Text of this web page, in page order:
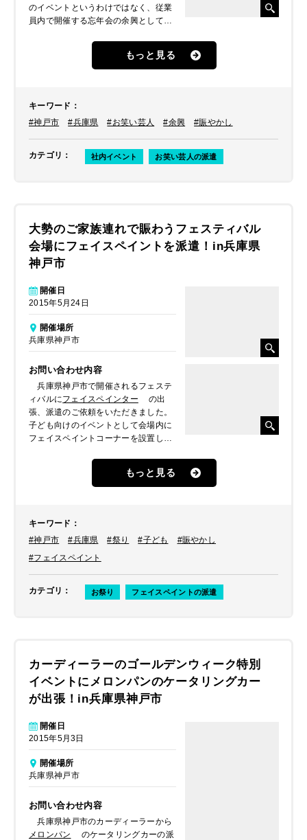
のイベントというわけではなく、従業
員内で開催する忘年会の余興として呼
もっと見る
キーワード ：
#神戸市
#兵庫県 #お笑い芸人 #余興 #賑やかし
カテゴリ ： 社内イベント お笑い芸人の派遣
大勢のご家族連れで賑わうフェスティバル
会場にフェイスペイントを派遣！in兵庫県
神戸市
開催日
2015年5月24日
開催場所
兵庫県神戸市
お問い合わせ内容
兵庫県神戸市で開催されるフェステ
ィバルにフェイスペインター
の出
張、派遣のご依頼をいただきました。
子ども向けのイベントとして会場内に
フェイスペイントコーナーを設置し
いとのことでした。
もっと見る
キーワード ：
#神戸市
#兵庫県 #祭り #子ども
#賑やかし
#フェイスペイント
カテゴリ ： お祭り フェイスペイントの派遣
カーディーラーのゴールデンウィーク特別
イベントにメロンパンのケータリングカー
が出張！in兵庫県神戸市
開催日
2015年5月3日
開催場所
兵庫県神戸市
お問い合わせ内容
兵庫県神戸市のカーディーラーから
メロンパン
のケータリングカーの派